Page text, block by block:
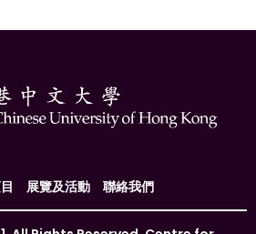
展覽及活動 聯絡我們